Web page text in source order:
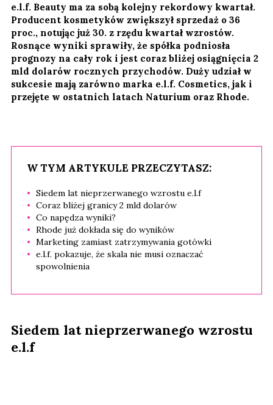
e.l.f. Beauty ma za sobą kolejny rekordowy kwartał.
Producent kosmetyków zwiększył sprzedaż o 36
proc., notując już 30. z rzędu kwartał wzrostów.
Rosnące wyniki sprawiły, że spółka podniosła
prognozy na cały rok i jest coraz bliżej osiągnięcia 2
mld dolarów rocznych przychodów. Duży udział w
sukcesie mają zarówno marka e.l.f. Cosmetics, jak i
przejęte w ostatnich latach Naturium oraz Rhode.
W TYM ARTYKULE PRZECZYTASZ:
Siedem lat nieprzerwanego wzrostu e.l.f
Coraz bliżej granicy 2 mld dolarów
Co napędza wyniki?
Rhode już dokłada się do wyników
Marketing zamiast zatrzymywania gotówki
e.l.f. pokazuje, że skala nie musi oznaczać
spowolnienia
Siedem lat nieprzerwanego wzrostu
e.l.f